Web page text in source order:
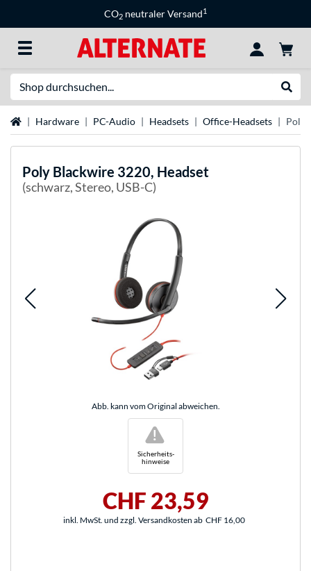
CO2 neutraler Versand1
StartseiteHardware PC-Audio Headsets Office-Headsets Poly
Poly Blackwire 3220, Headset
(schwarz, Stereo, USB-C)
Abb. kann vom Original abweichen.
Sicherheits-
hinweise
!
CHF 23,59
inkl. MwSt. und zzgl. Versandkosten ab CHF 16,00